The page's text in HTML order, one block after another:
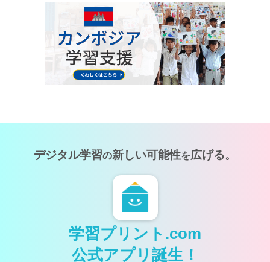
デジタル学習の新しい可能性を広げる。
学習プリント.com
公式アプリ誕生！